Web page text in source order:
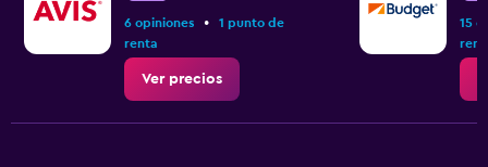
6 opiniones •
1 punto de
renta
Ver precios
15